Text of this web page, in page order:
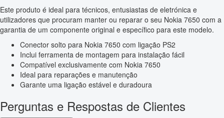
Este produto é ideal para técnicos, entusiastas de eletrónica e
utilizadores que procuram manter ou reparar o seu Nokia 7650 com a
garantia de um componente original e específico para este modelo.
Conector solto para Nokia 7650 com ligação PS2
Inclui ferramenta de montagem para instalação fácil
Compatível exclusivamente com Nokia 7650
Ideal para reparações e manutenção
Garante uma ligação estável e duradoura
Perguntas e Respostas de Clientes